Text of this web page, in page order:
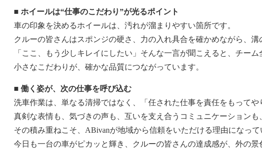
■ ホイールは“仕事のこだわり”が光るポイント
車の印象を決めるホイールは、汚れが溜まりやすい箇所です。
クルーの皆さんはスポンジの硬さ、力の入れ具合を確かめながら、溝
「ここ、もう少しキレイにしたい」そんな一言が聞こえると、チー
小さなこだわりが、確かな品質につながっています。
■ 働く姿が、次の仕事を呼び込む
洗車作業は、単なる清掃ではなく、「任された仕事を責任をもってや
真剣な表情も、気づきの声も、互いを支え合うコミュニケーションも
その積み重ねこそ、ABivanが地域から信頼をいただける理由になって
今日も一台の車がピカッと輝き、クルーの皆さんの達成感が、外の景